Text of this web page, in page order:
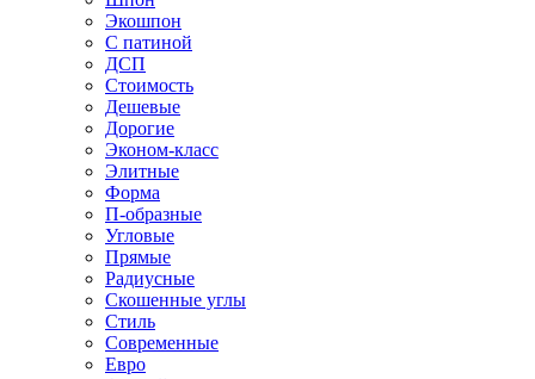
Экошпон
С патиной
ДСП
Стоимость
Дешевые
Дорогие
Эконом-класс
Элитные
Форма
П-образные
Угловые
Прямые
Радиусные
Скошенные углы
Стиль
Современные
Евро